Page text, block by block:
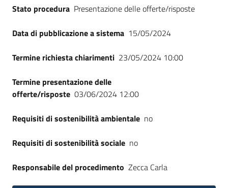
Stato procedura Presentazione delle offerte/risposte
Data di pubblicazione a sistema 15/05/2024
Termine richiesta chiarimenti 23/05/2024 10:00
Termine presentazione delle
offerte/risposte 03/06/2024 12:00
Requisiti di sostenibilità ambientale no
Requisiti di sostenibilità sociale no
Responsabile del procedimento Zecca Carla